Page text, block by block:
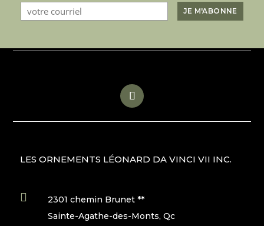
LES ORNEMENTS LÉONARD DA VINCI VII INC.

2301 chemin Brunet **
Sainte-Agathe-des-Monts, Qc